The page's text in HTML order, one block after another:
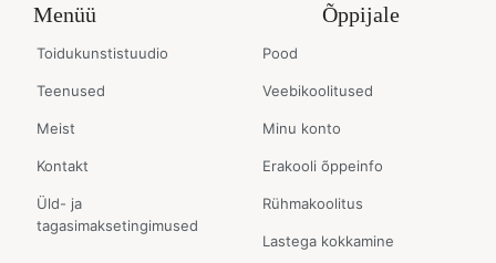
Menüü
Toidukunstistuudio
Teenused
Meist
Kontakt
Üld- ja
tagasimaksetingimused
Õppijale
Pood
Veebikoolitused
Minu konto
Erakooli õppeinfo
Rühmakoolitus
Lastega kokkamine